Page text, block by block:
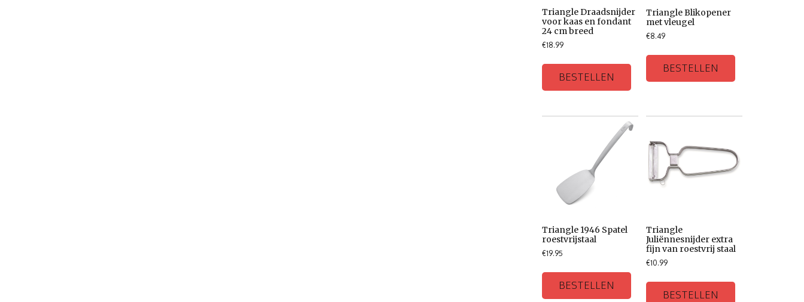
Triangle Draadsnijder
voor kaas en fondant
24 cm breed
€18.99
BESTELLEN
Triangle Blikopener
met vleugel
€8.49
BESTELLEN
Triangle 1946 Spatel
roestvrijstaal
€19.95
BESTELLEN
Triangle
Juliënnesnijder extra
fijn van roestvrij staal
€10.99
BESTELLEN